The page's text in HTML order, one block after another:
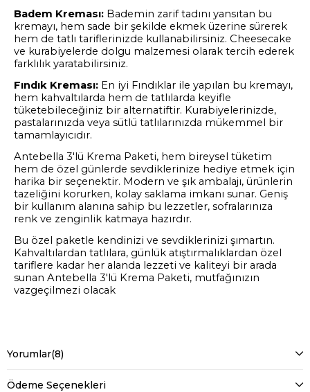
Badem Kreması: Bademin zarif tadını yansıtan bu
kremayı, hem sade bir şekilde ekmek üzerine sürerek
hem de tatlı tariflerinizde kullanabilirsiniz. Cheesecake
ve kurabiyelerde dolgu malzemesi olarak tercih ederek
farklılık yaratabilirsiniz.
Fındık Kreması: En iyi Fındıklar ile yapılan bu kremayı,
hem kahvaltılarda hem de tatlılarda keyifle
tüketebileceğiniz bir alternatiftir. Kurabiyelerinizde,
pastalarınızda veya sütlü tatlılarınızda mükemmel bir
tamamlayıcıdır.
Antebella 3'lü Krema Paketi, hem bireysel tüketim
hem de özel günlerde sevdiklerinize hediye etmek için
harika bir seçenektir. Modern ve şık ambalajı, ürünlerin
tazeliğini korurken, kolay saklama imkanı sunar. Geniş
bir kullanım alanına sahip bu lezzetler, sofralarınıza
renk ve zenginlik katmaya hazırdır.
Bu özel paketle kendinizi ve sevdiklerinizi şımartın.
Kahvaltılardan tatlılara, günlük atıştırmalıklardan özel
tariflere kadar her alanda lezzeti ve kaliteyi bir arada
sunan Antebella 3'lü Krema Paketi, mutfağınızın
vazgeçilmezi olacak
Yorumlar(8)
Ödeme Seçenekleri